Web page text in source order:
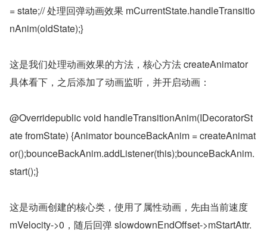
= state;// 处理回弹动画效果 mCurrentState.handleTransitio
nAnim(oldState);}
这是我们处理动画效果的方法，核心方法 createAnimator
具体看下，之后添加了动画监听，并开启动画：
@Overridepublic void handleTransitionAnim(IDecoratorSt
ate fromState) {Animator bounceBackAnim = createAnimat
or();bounceBackAnim.addListener(this);bounceBackAnim.
start();}
这是动画创建的核心类，使用了属性动画，先由当前速度
mVelocity->0，随后回弹 slowdownEndOffset->mStartAttr.